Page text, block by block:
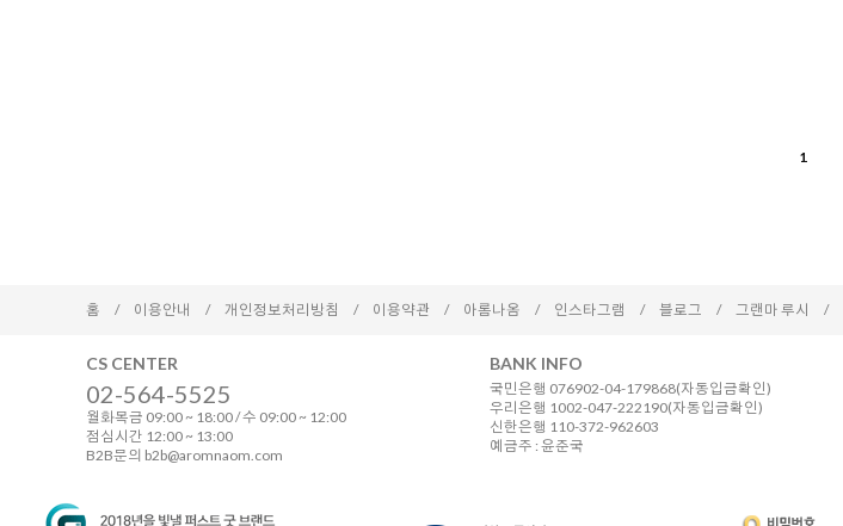
1
홈 / 이용안내 / 개인정보처리방침 / 이용약관 / 아롬나옴 / 인스타그램 / 블로그 / 그랜마 루시 /
CS CENTER
02-564-5525
월화목금 09:00 ~ 18:00 / 수 09:00 ~ 12:00
점심시간 12:00 ~ 13:00
B2B문의 b2b@aromnaom.com
BANK INFO
국민은행 076902-04-179868(자동입금확인)
우리은행 1002-047-222190(자동입금확인)
신한은행 110-372-962603
예금주 : 윤준국